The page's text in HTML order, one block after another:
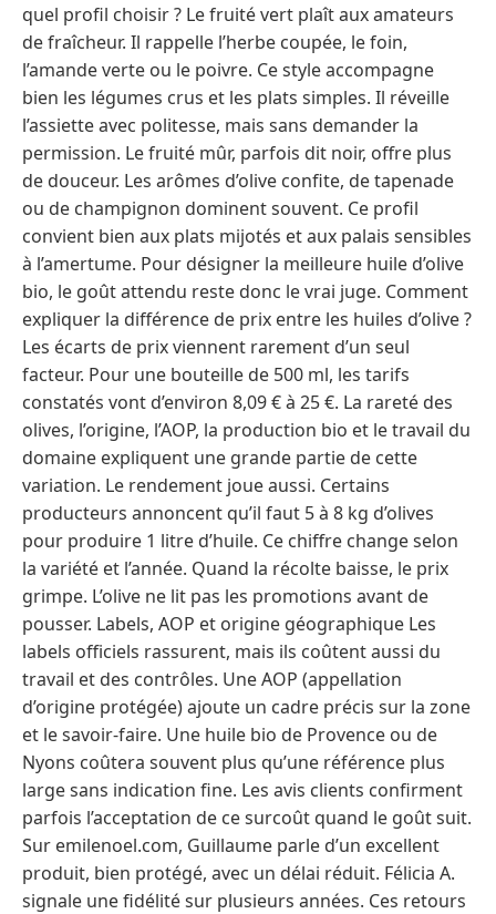
quel profil choisir ? Le fruité vert plaît aux amateurs
de fraîcheur. Il rappelle l’herbe coupée, le foin,
l’amande verte ou le poivre. Ce style accompagne
bien les légumes crus et les plats simples. Il réveille
l’assiette avec politesse, mais sans demander la
permission. Le fruité mûr, parfois dit noir, offre plus
de douceur. Les arômes d’olive confite, de tapenade
ou de champignon dominent souvent. Ce profil
convient bien aux plats mijotés et aux palais sensibles
à l’amertume. Pour désigner la meilleure huile d’olive
bio, le goût attendu reste donc le vrai juge. Comment
expliquer la différence de prix entre les huiles d’olive ?
Les écarts de prix viennent rarement d’un seul
facteur. Pour une bouteille de 500 ml, les tarifs
constatés vont d’environ 8,09 € à 25 €. La rareté des
olives, l’origine, l’AOP, la production bio et le travail du
domaine expliquent une grande partie de cette
variation. Le rendement joue aussi. Certains
producteurs annoncent qu’il faut 5 à 8 kg d’olives
pour produire 1 litre d’huile. Ce chiffre change selon
la variété et l’année. Quand la récolte baisse, le prix
grimpe. L’olive ne lit pas les promotions avant de
pousser. Labels, AOP et origine géographique Les
labels officiels rassurent, mais ils coûtent aussi du
travail et des contrôles. Une AOP (appellation
d’origine protégée) ajoute un cadre précis sur la zone
et le savoir-faire. Une huile bio de Provence ou de
Nyons coûtera souvent plus qu’une référence plus
large sans indication fine. Les avis clients confirment
parfois l’acceptation de ce surcoût quand le goût suit.
Sur emilenoel.com, Guillaume parle d’un excellent
produit, bien protégé, avec un délai réduit. Félicia A.
signale une fidélité sur plusieurs années. Ces retours